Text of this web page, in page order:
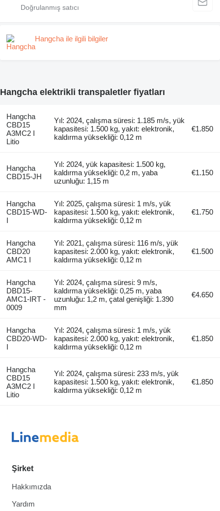
Hangcha ile ilgili bilgiler
Hangcha elektrikli transpaletler fiyatları
Hangcha
CBD15
A3MC2 I
Litio
Yıl: 2024, çalışma süresi: 1.185 m/s, yük
kapasitesi: 1.500 kg, yakıt: elektronik,
kaldırma yüksekliği: 0,12 m
€1.850
Hangcha
CBD15-JH
Yıl: 2024, yük kapasitesi: 1.500 kg,
kaldırma yüksekliği: 0,2 m, yaba
uzunluğu: 1,15 m
€1.150
Hangcha
CBD15-WD-
I
Yıl: 2025, çalışma süresi: 1 m/s, yük
kapasitesi: 1.500 kg, yakıt: elektronik,
kaldırma yüksekliği: 0,12 m
€1.750
Hangcha
CBD20
AMC1 I
Yıl: 2021, çalışma süresi: 116 m/s, yük
kapasitesi: 2.000 kg, yakıt: elektronik,
kaldırma yüksekliği: 0,12 m
€1.500
Hangcha
DBD15-
AMC1-IRT -
0009
Yıl: 2024, çalışma süresi: 9 m/s,
kaldırma yüksekliği: 0,25 m, yaba
uzunluğu: 1,2 m, çatal genişliği: 1.390
mm
€4.650
Hangcha
CBD20-WD-
I
Yıl: 2024, çalışma süresi: 1 m/s, yük
kapasitesi: 2.000 kg, yakıt: elektronik,
kaldırma yüksekliği: 0,12 m
€1.850
Hangcha
CBD15
A3MC2 I
Litio
Yıl: 2024, çalışma süresi: 233 m/s, yük
kapasitesi: 1.500 kg, yakıt: elektronik,
kaldırma yüksekliği: 0,12 m
€1.850
Şirket
Hakkımızda
Yardım